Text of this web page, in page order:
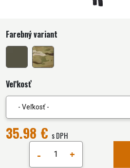
Farebný variant
Veľkosť
- Veľkosť -
35.98 € s DPH
- +